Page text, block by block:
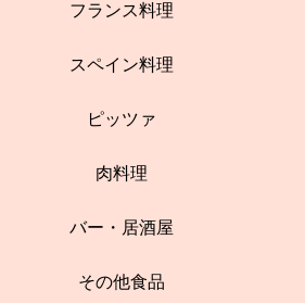
フランス料理
スペイン料理
ピッツァ
肉料理
バー・居酒屋
その他食品